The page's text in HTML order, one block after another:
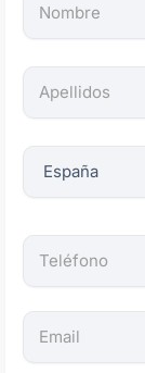
los
son
obligatorios.